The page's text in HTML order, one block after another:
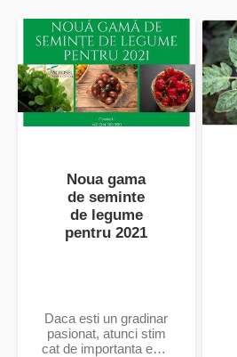
Noua gama
de seminte
de legume
pentru 2021
Daca esti un gradinar
pasionat, atunci stim
cat de importanta este